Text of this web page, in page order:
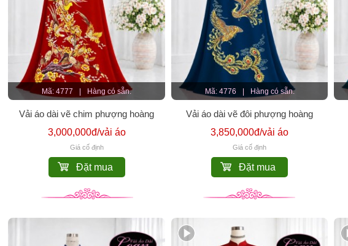
Mã: 4777 Hàng có sẵn.
Vải áo dài vẽ chim phượng hoàng
3,000,000đ/vải áo
Giá cố định
Đặt mua
Mã: 4776 Hàng có sẵn.
Vải áo dài vẽ đôi phượng hoàng
3,850,000đ/vải áo
Giá cố định
Đặt mua